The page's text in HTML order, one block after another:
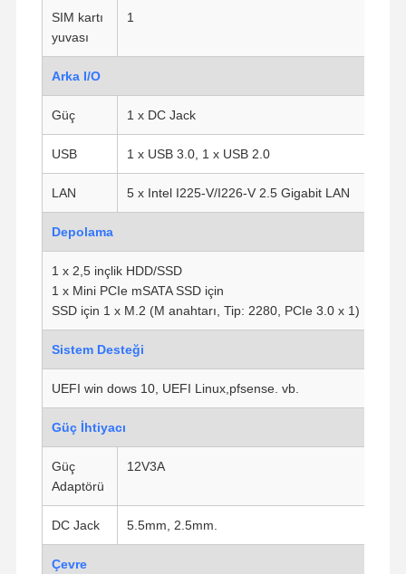
Ana Sayfa Ürünler
Kalite Kontrol Bize Ulaşın
Ateş duvarı Mini PC
Endüstriyel Mini PC
SIM kartı
yuvası
1
Arka I/O
Güç 1 x DC Jack
USB 1 x USB 3.0, 1 x USB 2.0
LAN 5 x Intel I225-V/I226-V 2.5 Gigabit LAN
Depolama
1 x 2,5 inçlik HDD/SSD
1 x Mini PCIe mSATA SSD için
SSD için 1 x M.2 (M anahtarı, Tip: 2280, PCIe 3.0 x 1)
Sistem Desteği
UEFI win dows 10, UEFI Linux,pfsense. vb.
Güç İhtiyacı
Güç
Adaptörü
12V3A
DC Jack 5.5mm, 2.5mm.
Çevre